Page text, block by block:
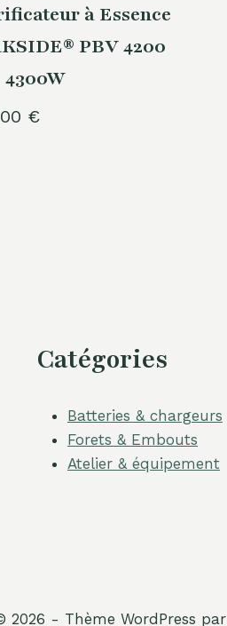
à Essence
PBV 4200
4300W
€
Catégories
Batteries & chargeurs
Forets & Embouts
Atelier & équipement
2026 - Thème WordPress par